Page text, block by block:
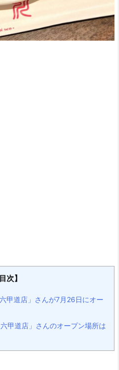
次】
甲道店」さんが7月26日にオー
甲道店」さんのオープン場所は